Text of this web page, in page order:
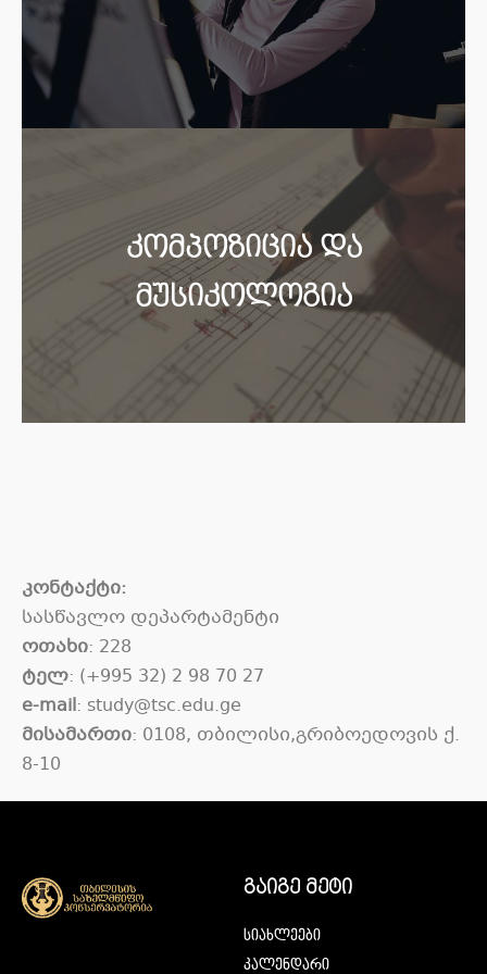
კომპოზიცია და
მუსიკოლოგია
კონტაქტი:
სასწავლო დეპარტამენტი
ოთახი: 228
ტელ: (+995 32) 2 98 70 27
e-mail: study@tsc.edu.ge
მისამართი: 0108, თბილისი,გრიბოედოვის ქ.
8-10
გაიგე მეტი
სიახლეები
კალენდარი